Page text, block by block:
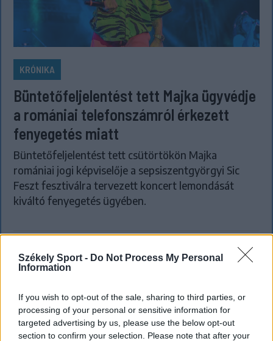
Székely Sport - Do Not Process My Personal
Information
If you wish to opt-out of the sale, sharing to third parties, or
processing of your personal or sensitive information for
targeted advertising by us, please use the below opt-out
section to confirm your selection. Please note that after your
KRÓNIKA
Büntetőfeljelentést tett Majka ügyvédje
a romániai telefonszámról érkezett
fenyegetés miatt
Büntetőfeljelentést tett csütörtökön Majka
romániai jogi képviselője a sepsiszentgyörgyi Sic
Feszt fesztiválra tervezett koncert lemondását
kiváltó fenyegetés ügyében.